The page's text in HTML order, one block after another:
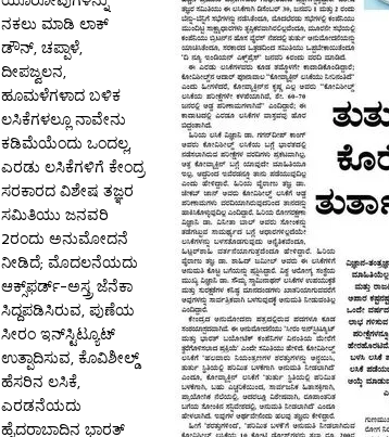
ನಕಲು ಮಾಡಿ ಲಾಕ್
ಡೌನ್, ಚಪ್ಪಾಳೆ,
ದೀಪಜ್ವಲನ,
ಹೂಮಳೆಗಳಾದ ಬಳಿಕ
ಲಸಿಕೆಗಳಲ್ಲೂ ನಾವೇನು
ಕಡಿಮೆಯೆಂದು ಒಂದಲ್ಲ,
ಎರಡು ಲಸಿಕೆಗಳಿಗೆ ಕೇಂದ್ರ
ಸರಕಾರದ ವಿಶೇಷ ತಜ್ಞರ
ಸಮಿತಿಯು ಜನವರಿ
2ರಂದು ಅನುಮೋದನೆ
ನೀಡಿದೆ; ಮೊದಲನೆಯದು
ಆಕ್ಸ್‌ಫರ್ಡ್-ಅಸ್ತ್ರ ಜೆನೆಕಾ
ಸಿದ್ದಪಡಿಸಿರುವ, ಪುಣೆಯ
ಸೀರಂ ಇನ್‌ಸ್ಟಿಟ್ಯೂಟ್‌
ಉತ್ಪಾದಿಸುವ, ಕೊವಿಶೀಲ್ಡ್
ಹೆಸರಿನ ಲಸಿಕೆ,
ಎರಡನೆಯದು
ಹೈದರಾಬಾದಿನ ಭಾರತ್